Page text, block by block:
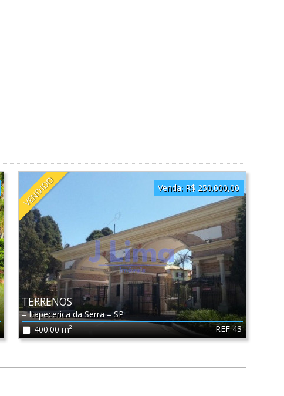
VENDIDO
REF 43
TERRENOS
–Itapecerica da Serra–SP
400.00 m²
Venda: R$ 250.000,00